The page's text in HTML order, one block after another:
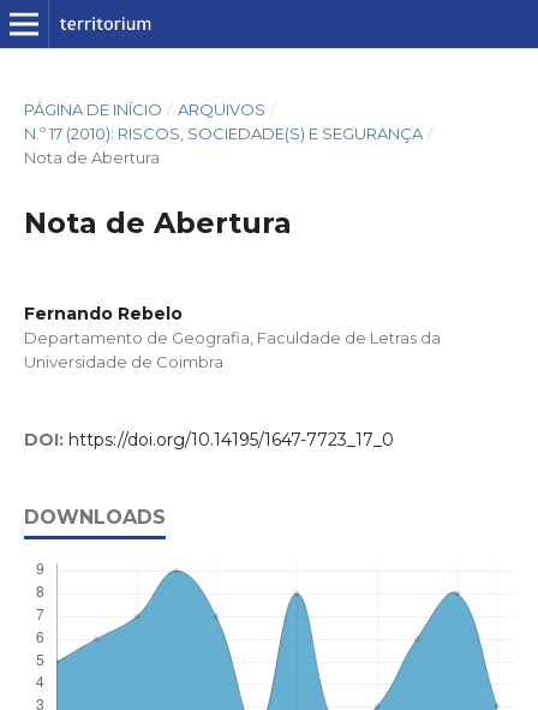
PÁGINA DE INÍCIO / ARQUIVOS /
N.º 17 (2010): RISCOS, SOCIEDADE(S) E SEGURANÇA /
Nota de Abertura
Nota de Abertura
Fernando Rebelo
Departamento de Geografia, Faculdade de Letras da
Universidade de Coimbra
DOI: https://doi.org/10.14195/1647-7723_17_0
DOWNLOADS